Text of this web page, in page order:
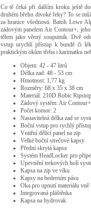
Co tě čeká při dalším kroku ještě
druhém břehu divoké řeky? To se
za hranice všednosti. Batoh Lowe
zádovým panelem Air Contour+,
tělem jako věrný souputník. Dvě
vstup urychlí přístup k bundě či
praktickým okům třeba i karimatku
Objem: 42 - 47 litrů
Délka zad: 48 - 53 cm
Hmotnost: 1,77 kg
Rozměry: 68 x 35 x 38 cm
Materiál: 210D Robic
Zádový systém: Air Contour+
Počet komor: 2
Nastavitelná délka zad se
Boční vstup pro rychlý
Vnitřní dělící panel na zip
Velké boční strečové kapsy
Přední skrytá kapsa
Systém HeadLocker pro
Upevnění trekových holí
Kapsa na zip ve víku
Kapsy na bederním pásu
Oka pro upnutí materiálu vně
Integrovaná pláštěnka
Kapsa na hydrovak